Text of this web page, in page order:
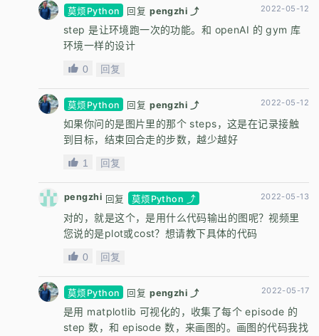
莫烦Python 回复 pengzhi ⤴ 2022-05-12
step 是让环境跑一次的功能。和 openAI 的 gym 库
环境一样的设计
0 回复
莫烦Python 回复 pengzhi ⤴ 2022-05-12
如果你问的是图片里的那个 steps，这是在记录接触
到目标，结束回合走的步数，越少越好
1 回复
pengzhi 回复 莫烦Python ⤴ 2022-05-13
对的，就是这个，是用什么代码输出的图呢？视频里
您说的是plot或cost？想请教下具体的代码
0 回复
莫烦Python 回复 pengzhi ⤴ 2022-05-17
是用 matplotlib 可视化的，收集了每个 episode 的
step 数，和 episode 数，来画图的。画图的代码我找